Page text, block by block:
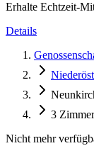
Erhalte Echtzeit-
Details
3
Nicht mehr